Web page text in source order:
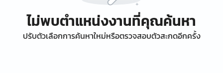
ไม่พบตำแหน่งงานที่คุณค้นหา
ปรับตัวเลือกการค้นหาใหม่หรือตรวจสอบตัวสะกดอีกครั้ง